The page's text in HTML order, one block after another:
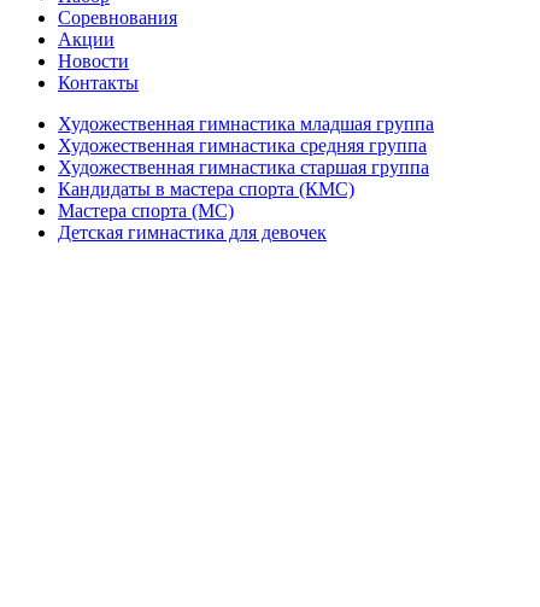
Соревнования
Акции
Новости
Контакты
Художественная гимнастика младшая группа
Художественная гимнастика средняя группа
Художественная гимнастика старшая группа
Кандидаты в мастера спорта (КМС)
Мастера спорта (МС)
Детская гимнастика для девочек